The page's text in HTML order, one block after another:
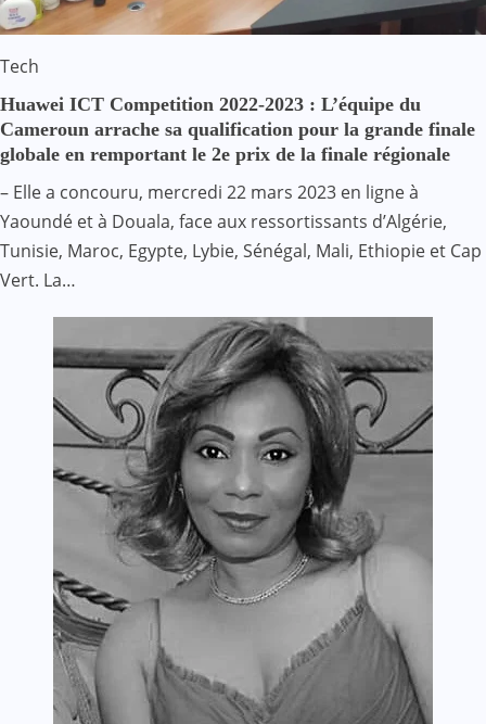
Tech
Huawei ICT Competition 2022-2023 : L’équipe du
Cameroun arrache sa qualification pour la grande finale
globale en remportant le 2e prix de la finale régionale
– Elle a concouru, mercredi 22 mars 2023 en ligne à
Yaoundé et à Douala, face aux ressortissants d’Algérie,
Tunisie, Maroc, Egypte, Lybie, Sénégal, Mali, Ethiopie et Cap
Vert. La…